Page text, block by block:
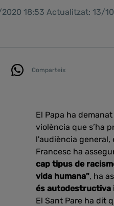
18:53 Actualitzat: 13/
Comparteix
El Papa ha
violència que s’ha
l'audiència general,
Francesc ha
cap tipus de
vida humana", ha
és autodestructiva
El Sant Pare ha dit